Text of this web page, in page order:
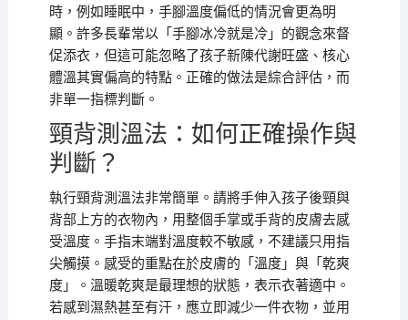
時，例如睡眠中，手腳溫度偏低的情況會更為明
顯。許多長輩常以「手腳冰冷就是冷」的觀念來督
促添衣，但這可能忽略了孩子新陳代謝旺盛、核心
體溫其實偏高的特點。正確的做法是綜合評估，而
非單一指標判斷。
頸背測溫法：如何正確操作與
判斷？
執行頸背測溫法非常簡單。請將手伸入孩子後頸與
背部上方的衣物內，用整個手掌或手背的皮膚去感
受溫度。手指末端對溫度較不敏感，不建議只用指
尖觸摸。感受的重點在於皮膚的「溫度」與「乾爽
度」。溫暖乾爽是最理想的狀態，表示衣著適中。
若感到濕熱甚至有汗，應立即減少一件衣物，並用